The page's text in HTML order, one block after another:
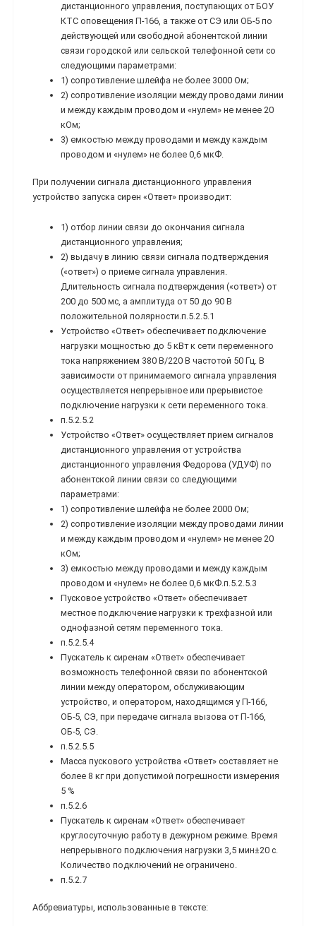
дистанционного управления, поступающих от БОУ
КТС оповещения П-166, а также от СЭ или ОБ-5 по
действующей или свободной абонентской линии
связи городской или сельской телефонной сети со
следующими параметрами:
1) сопротивление шлейфа не более 3000 Ом;
2) сопротивление изоляции между проводами линии
и между каждым проводом и «нулем» не менее 20
кОм;
3) емкостью между проводами и между каждым
проводом и «нулем» не более 0,6 мкФ.
При получении сигнала дистанционного управления
устройство запуска сирен «Ответ» производит:
1) отбор линии связи до окончания сигнала
дистанционного управления;
2) выдачу в линию связи сигнала подтверждения
(«ответ») о приеме сигнала управления.
Длительность сигнала подтверждения («ответ») от
200 до 500 мс, а амплитуда от 50 до 90 В
положительной полярности.п.5.2.5.1
Устройство «Ответ» обеспечивает подключение
нагрузки мощностью до 5 кВт к сети переменного
тока напряжением 380 В/220 В частотой 50 Гц. В
зависимости от принимаемого сигнала управления
осуществляется непрерывное или прерывистое
подключение нагрузки к сети переменного тока.
п.5.2.5.2
Устройство «Ответ» осуществляет прием сигналов
дистанционного управления от устройства
дистанционного управления Федорова (УДУФ) по
абонентской линии связи со следующими
параметрами:
1) сопротивление шлейфа не более 2000 Ом;
2) сопротивление изоляции между проводами линии
и между каждым проводом и «нулем» не менее 20
кОм;
3) емкостью между проводами и между каждым
проводом и «нулем» не более 0,6 мкФ.п.5.2.5.3
Пусковое устройство «Ответ» обеспечивает
местное подключение нагрузки к трехфазной или
однофазной сетям переменного тока.
п.5.2.5.4
Пускатель к сиренам «Ответ» обеспечивает
возможность телефонной связи по абонентской
линии между оператором, обслуживающим
устройство, и оператором, находящимся у П-166,
ОБ-5, СЭ, при передаче сигнала вызова от П-166,
ОБ-5, СЭ.
п.5.2.5.5
Масса пускового устройства «Ответ» составляет не
более 8 кг при допустимой погрешности измерения
5 %
п.5.2.6
Пускатель к сиренам «Ответ» обеспечивает
круглосуточную работу в дежурном режиме. Время
непрерывного подключения нагрузки 3,5 мин±20 с.
Количество подключений не ограничено.
п.5.2.7
Аббревиатуры, использованные в тексте: